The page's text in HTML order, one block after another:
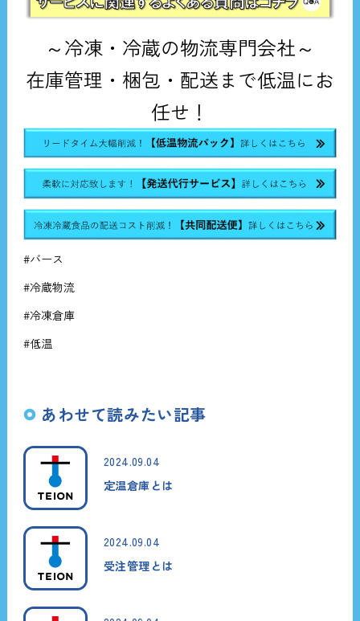
～冷凍・冷蔵の物流専門会社～
在庫管理・梱包・配送まで低温にお
任せ！
#バース
#冷蔵物流
#冷凍倉庫
#低温
あわせて読みたい記事
2024.09.04
定温倉庫とは
2024.09.04
受注管理とは